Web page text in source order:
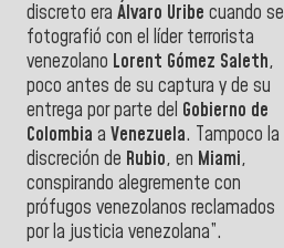
discreto era Álvaro Uribe cuando se
fotografió con el líder terrorista
venezolano Lorent Gómez Saleth,
poco antes de su captura y de su
entrega por parte del Gobierno de
Colombia a Venezuela. Tampoco la
discreción de Rubio, en Miami,
conspirando alegremente con
prófugos venezolanos reclamados
por la justicia venezolana”.